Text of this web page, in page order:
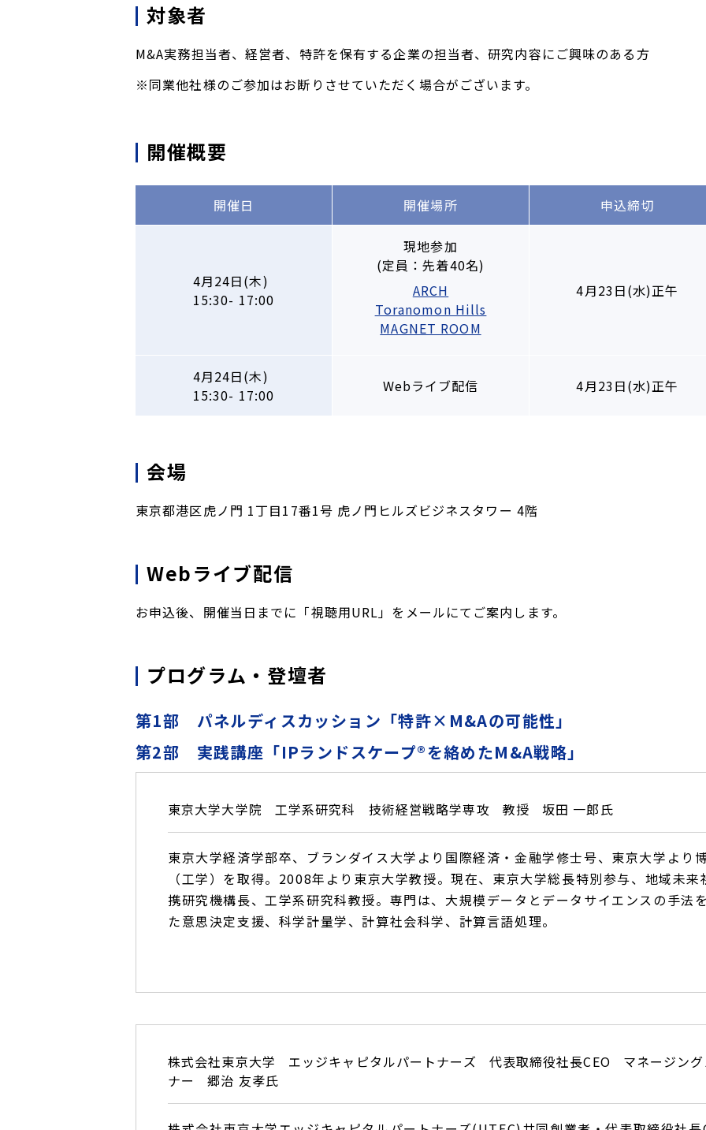
対象者
M&A実務担当者、経営者、特許を保有する企業の担当者、研究内容にご興味のある方
※同業他社様のご参加はお断りさせていただく場合がございます。
開催概要
開催日 開催場所 申込締切
4月24日(木)
15:30- 17:00
現地参加
(定員：先着40名)
ARCH
Toranomon Hills
MAGNET ROOM
4月23日(水)正午
4月24日(木)
15:30- 17:00 Webライブ配信 4月23日(水)正午
会場
東京都港区虎ノ門 1丁目17番1号 虎ノ門ヒルズビジネスタワー 4階
Webライブ配信
お申込後、開催当日までに「視聴用URL」をメールにてご案内します。
プログラム・登壇者
第1部 パネルディスカッション「特許×M&Aの可能性」
第2部 実践講座「IPランドスケープ®を絡めたM&A戦略」
東京大学大学院 工学系研究科 技術経営戦略学専攻 教授 坂田 一郎氏
東京大学経済学部卒、ブランダイス大学より国際経済・金融学修士号、東京大学より
（工学）を取得。2008年より東京大学教授。現在、東京大学総長特別参与、地域未来
携研究機構長、工学系研究科教授。専門は、大規模データとデータサイエンスの手法
た意思決定支援、科学計量学、計算社会科学、計算言語処理。
株式会社東京大学 エッジキャピタルパートナーズ 代表取締役社長CEO
マネージン
ナー
郷治 友孝氏